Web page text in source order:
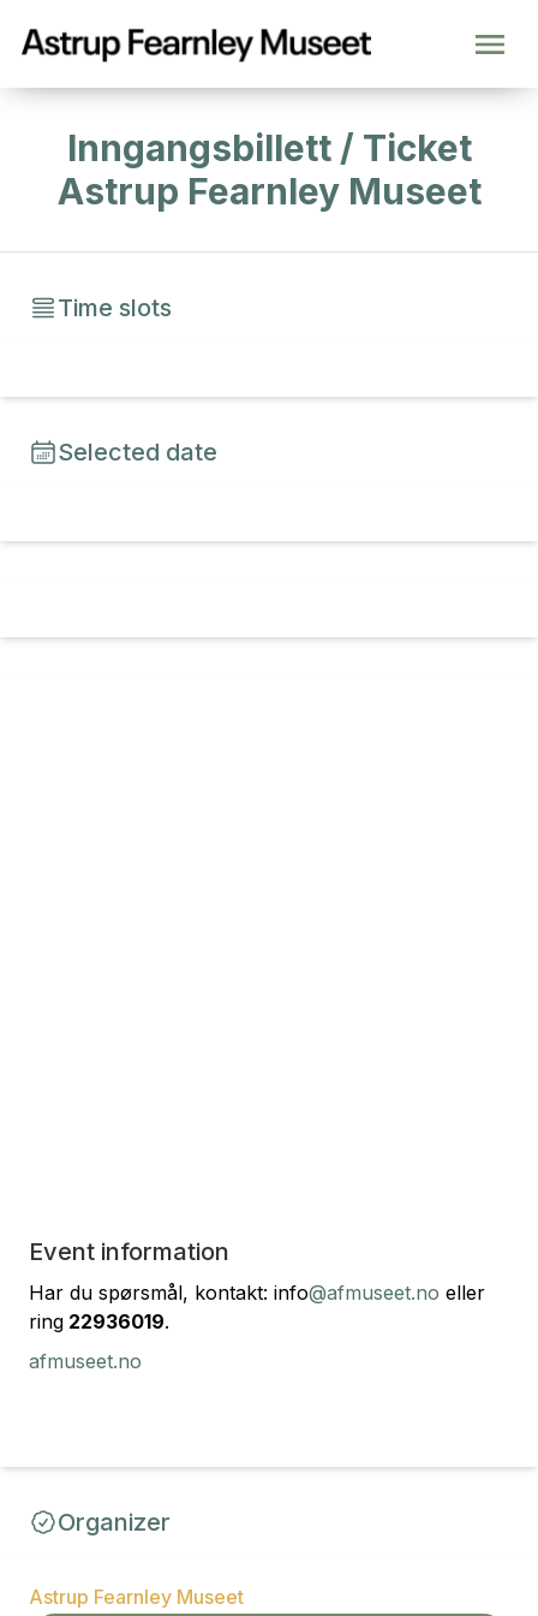
Inngangsbillett / Ticket
Astrup Fearnley Museet
Time slots
Selected date
Event information
Har du spørsmål, kontakt: info@afmuseet.no eller
ring 22936019.
afmuseet.no
Organizer
Astrup Fearnley Museet